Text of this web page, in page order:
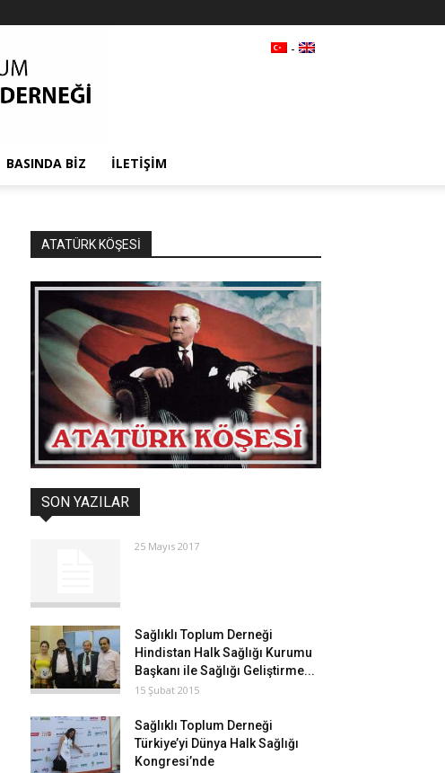
-
BASINDA BIZ İLETIŞIM
ATATÜRK KÖŞESİ
SON YAZILAR
25 Mayıs 2017
Sağlıklı Toplum Derneği
Hindistan Halk Sağlığı Kurumu
Başkanı ile Sağlığı Geliştirme...
15 Şubat 2015
Sağlıklı Toplum Derneği
Türkiye’yi Dünya Halk Sağlığı
Kongresi’nde